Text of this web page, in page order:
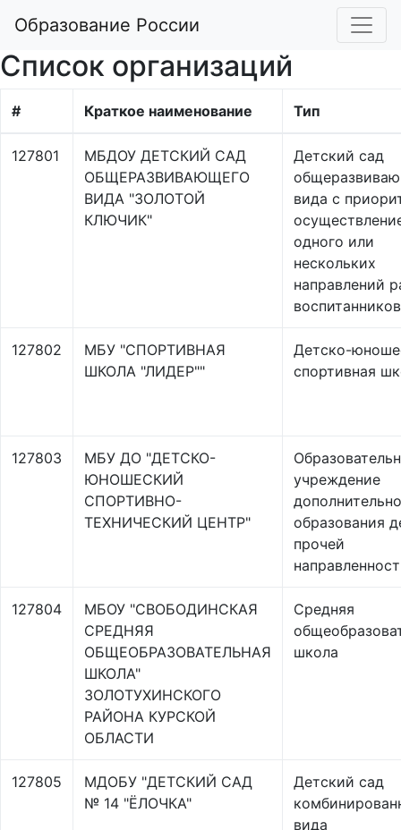
Образование России
Список организаций
# Краткое наименование Тип
127801
МБДОУ ДЕТСКИЙ САД
ОБЩЕРАЗВИВАЮЩЕГО
ВИДА "ЗОЛОТОЙ
КЛЮЧИК"
Детский сад
вида с
одного или
нескольких
направлений
воспитанников
127802
МБУ "СПОРТИВНАЯ
ШКОЛА "ЛИДЕР""
Детско-
спортивная
127803
МБУ ДО "ДЕТСКО-
ЮНОШЕСКИЙ
СПОРТИВНО-
ТЕХНИЧЕСКИЙ ЦЕНТР"
учреждение
образования
прочей
127804
МБОУ "СВОБОДИНСКАЯ
СРЕДНЯЯ
ОБЩЕОБРАЗОВАТЕЛЬНАЯ
ШКОЛА"
ЗОЛОТУХИНСКОГО
РАЙОНА КУРСКОЙ
ОБЛАСТИ
Средняя
школа
127805
МДОБУ "ДЕТСКИЙ САД
№ 14 "ЁЛОЧКА"
Детский сад
вида